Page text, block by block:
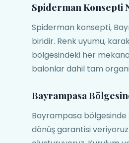
Spiderman Konsepti
Spiderman konsepti,
biridir. Renk uyumu,
bölgesindeki her
balonlar dahil tam
Bayrampasa
Bayrampasa bölgesinde
dönüş garantisi